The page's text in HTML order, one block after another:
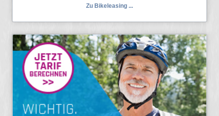
Zu Bikeleasing ...